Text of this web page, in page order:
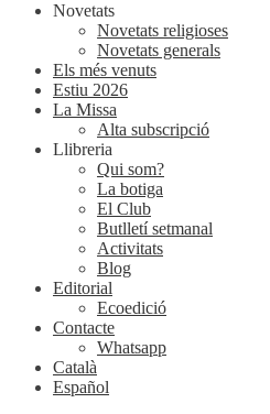
Novetats
Novetats religioses
Novetats generals
Els més venuts
Estiu 2026
La Missa
Alta subscripció
Llibreria
Qui som?
La botiga
El Club
Butlletí setmanal
Activitats
Blog
Editorial
Ecoedició
Contacte
Whatsapp
Català
Español